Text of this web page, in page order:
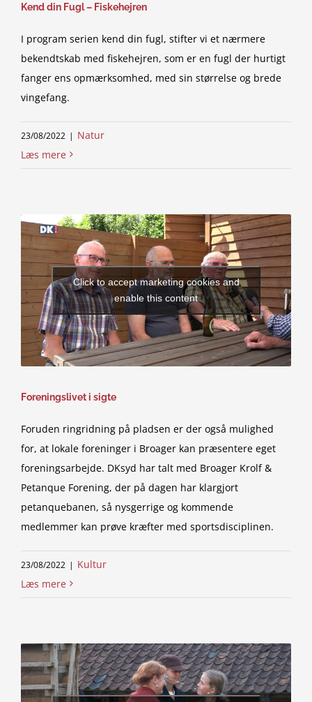
Kend din Fugl – Fiskehejren
I program serien kend din fugl, stifter vi et nærmere
bekendtskab med fiskehejren, som er en fugl der hurtigt
fanger ens opmærksomhed, med sin størrelse og brede
vingefang.
23/08/2022 | Natur
Læs mere
Click to accept marketing cookies and
enable this content
Foreningslivet i sigte
Foruden ringridning på pladsen er der også mulighed
for, at lokale foreninger i Broager kan præsentere eget
foreningsarbejde. DKsyd har talt med Broager Krolf &
Petanque Forening, der på dagen har klargjort
petanquebanen, så nysgerrige og kommende
medlemmer kan prøve kræfter med sportsdisciplinen.
23/08/2022 | Kultur
Læs mere